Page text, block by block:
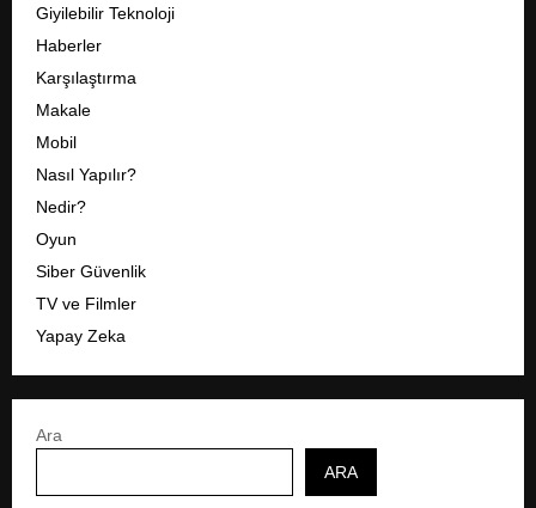
Giyilebilir Teknoloji
Haberler
Karşılaştırma
Makale
Mobil
Nasıl Yapılır?
Nedir?
Oyun
Siber Güvenlik
TV ve Filmler
Yapay Zeka
Ara
ARA